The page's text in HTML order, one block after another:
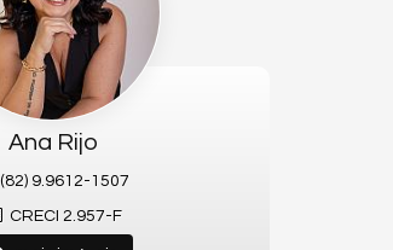
Ana Rijo
(82) 9.9612-1507
CRECI 2.957-F